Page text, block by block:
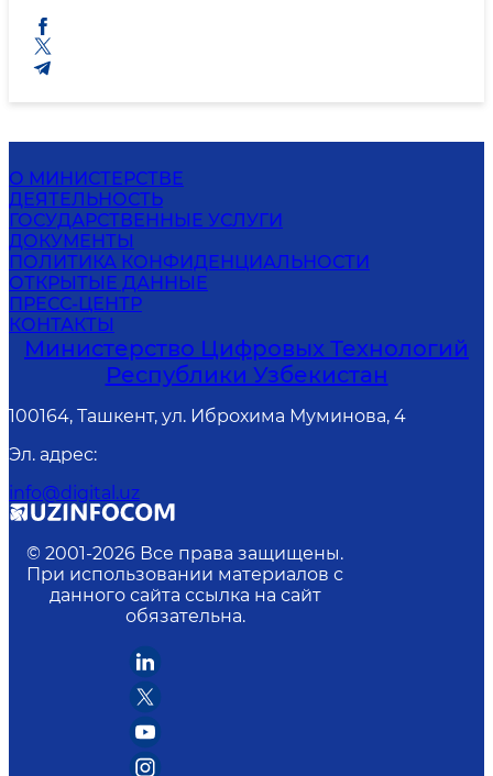
О МИНИСТЕРСТВЕ
ДЕЯТЕЛЬНОСТЬ
ГОСУДАРСТВЕННЫЕ УСЛУГИ
ДОКУМЕНТЫ
ПОЛИТИКА КОНФИДЕНЦИАЛЬНОСТИ
ОТКРЫТЫЕ ДАННЫЕ
ПРЕСС-ЦЕНТР
КОНТАКТЫ
Министерство Цифровых Технологий
Республики Узбекистан
100164, Ташкент, ул. Иброхима Муминова, 4
Эл. адрес:
info@digital.uz
© 2001-2026 Все права защищены.
При использовании материалов с
данного сайта ссылка на сайт
обязательна.